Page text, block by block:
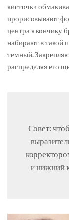
кисточки
прорисовывают
центра к кончику
набирают в такой
темный.
распределяя его
Совет:
и нижний